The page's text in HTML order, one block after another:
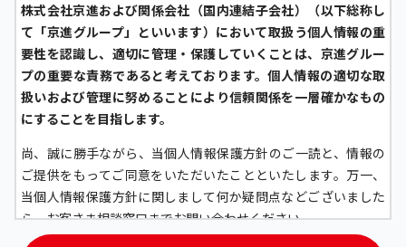
株式会社京進および関係会社（国内連結子会社）（以下総称し
て「京進グループ」といいます）において取扱う個人情報の重
要性を認識し、適切に管理・保護していくことは、京進グルー
プの重要な責務であると考えております。個人情報の適切な取
扱いおよび管理に努めることにより信頼関係を一層確かなもの
にすることを目指します。
尚、誠に勝手ながら、当個人情報保護方針のご一読と、情報の
ご提供をもってご同意をいただいたことといたします。万一、
当個人情報保護方針に関しまして何か疑問点などございました
ら、お客さま相談窓口までお問い合わせください。